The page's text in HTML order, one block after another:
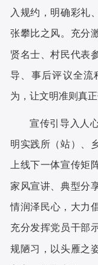
入规约，明确彩礼
张攀比之风。充分
贤名士、村民代表
导、事后评议全流
为，让文明准则真正
宣传引导入人
明实践所（站）、
上线下一体宣传矩
家风宣讲、典型分
情润泽民心，大力
充分发挥党员干部
规陋习，以头雁之